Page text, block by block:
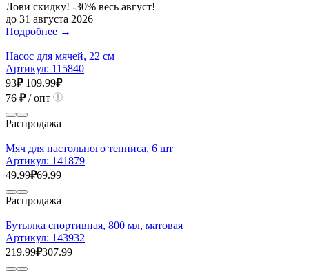
Лови скидку! -30% весь август!
до 31 августа 2026
Подробнее →
Насос для мячей, 22 см
Артикул: 115840
93₽ 109.99₽
76 ₽/ опт
Распродажа
Мяч для настольного тенниса, 6 шт
Артикул: 141879
49.99₽69.99
Распродажа
Бутылка спортивная, 800 мл, матовая
Артикул: 143932
219.99₽307.99